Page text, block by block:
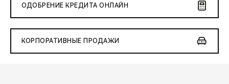
ОДОБРЕНИЕ КРЕДИТА ОНЛАЙН
КОРПОРАТИВНЫЕ ПРОДАЖИ